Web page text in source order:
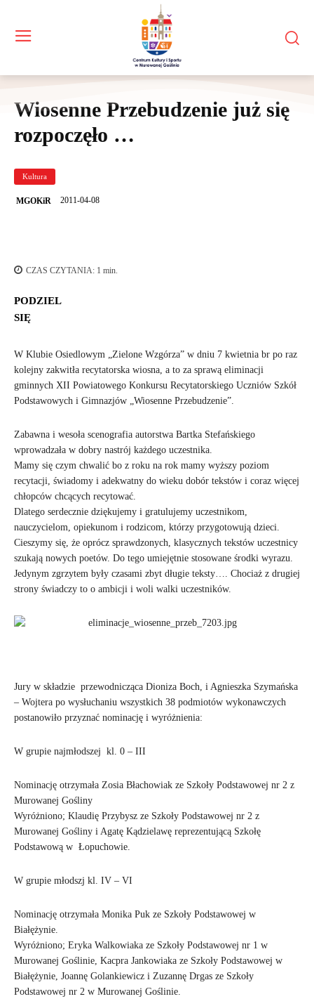
Wiosenne Przebudzenie już się
rozpoczęło …
Kultura
MGOKiR 2011-04-08
CZAS CZYTANIA: 1 min.
PODZIEL
SIĘ
W Klubie Osiedlowym „Zielone Wzgórza” w dniu 7 kwietnia br po raz
kolejny zakwitła recytatorska wiosna, a to za sprawą eliminacji
gminnych XII Powiatowego Konkursu Recytatorskiego Uczniów Szkół
Podstawowych i Gimnazjów „Wiosenne Przebudzenie”.
Zabawna i wesoła scenografia autorstwa Bartka Stefańskiego
wprowadzała w dobry nastrój każdego uczestnika.
Mamy się czym chwalić bo z roku na rok mamy wyższy poziom
recytacji, świadomy i adekwatny do wieku dobór tekstów i coraz więcej
chłopców chcących recytować.
Dlatego serdecznie dziękujemy i gratulujemy uczestnikom,
nauczycielom, opiekunom i rodzicom, którzy przygotowują dzieci.
Cieszymy się, że oprócz sprawdzonych, klasycznych tekstów uczestnicy
szukają nowych poetów. Do tego umiejętnie stosowane środki wyrazu.
Jedynym zgrzytem były czasami zbyt długie teksty…. Chociaż z drugiej
strony świadczy to o ambicji i woli walki uczestników.
Jury w składzie przewodnicząca Dioniza Boch, i Agnieszka Szymańska
– Wojtera po wysłuchaniu wszystkich 38 podmiotów wykonawczych
postanowiło przyznać nominację i wyróżnienia:
W grupie najmłodszej kl. 0 – III
Nominację otrzymała Zosia Błachowiak ze Szkoły Podstawowej nr 2 z
Murowanej Gośliny
Wyróżniono; Klaudię Przybysz ze Szkoły Podstawowej nr 2 z
Murowanej Gośliny i Agatę Kądzielawę reprezentującą Szkołę
Podstawową w Łopuchowie.
W grupie młodszj kl. IV – VI
Nominację otrzymała Monika Puk ze Szkoły Podstawowej w
Białężynie.
Wyróżniono; Eryka Walkowiaka ze Szkoły Podstawowej nr 1 w
Murowanej Goślinie, Kacpra Jankowiaka ze Szkoły Podstawowej w
Białężynie, Joannę Golankiewicz i Zuzannę Drgas ze Szkoły
Podstawowej nr 2 w Murowanej Goślinie.